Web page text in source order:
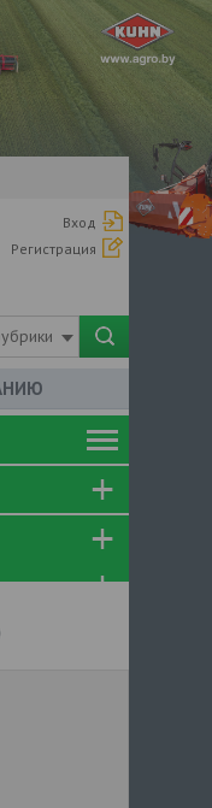
Вход
Регистрация